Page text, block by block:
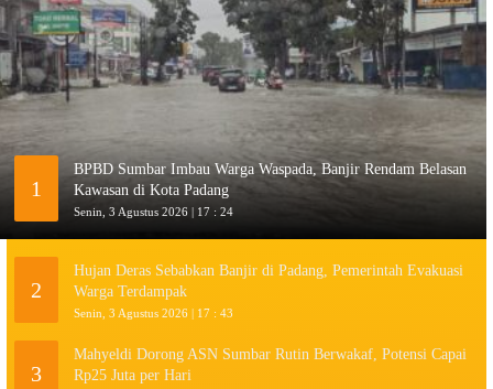
1
BPBD Sumbar Imbau Warga Waspada, Banjir Rendam Belasan
Kawasan di Kota Padang
Senin, 3 Agustus 2026 | 17 : 24
2
Hujan Deras Sebabkan Banjir di Padang, Pemerintah Evakuasi
Warga Terdampak
Senin, 3 Agustus 2026 | 17 : 43
3
Mahyeldi Dorong ASN Sumbar Rutin Berwakaf, Potensi Capai
Rp25 Juta per Hari